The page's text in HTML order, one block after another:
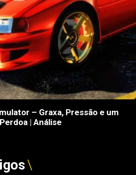
– Graxa, Pressão e um
| Análise